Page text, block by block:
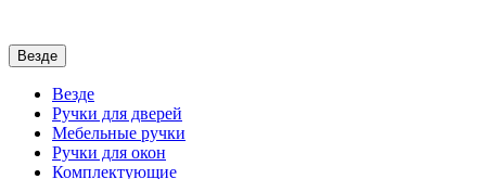
Везде
Везде
Ручки для дверей
Мебельные ручки
Ручки для окон
Комплектующие